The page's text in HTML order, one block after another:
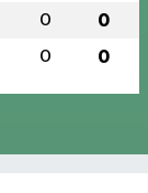
0 0
0 0